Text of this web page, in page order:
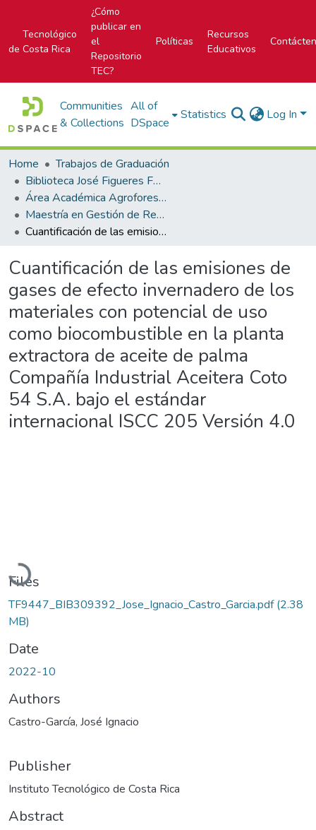
Tecnológico
de Costa Rica
¿Cómo
publicar en
el
Repositorio
TEC?
Políticas
Recursos
Educativos
Communities
& Collections
All of
DSpace
Statistics Log In
Home
Trabajos de Graduación
Biblioteca José Figueres Ferrer
Área Académica Agroforestal
Maestría en Gestión de Recursos Naturales y Tecnologías de Producción
Cuantificación de las emisiones de gases de efecto invernadero de los materiales con potencial de uso como biocombustible en la planta extractora de aceite de palma Compañía Industrial Aceitera Coto 54 S.A. bajo el estándar internacional ISCC 205 Versión 4.0
Cuantificación de las emisiones de
gases de efecto invernadero de los
materiales con potencial de uso
como biocombustible en la planta
extractora de aceite de palma
Compañía Industrial Aceitera Coto
54 S.A. bajo el estándar
internacional ISCC 205 Versión 4.0
Loading...
Files
TF9447_BIB309392_Jose_Ignacio_Castro_Garcia.pdf(2.38
MB)
Date
2022-10
Authors
Castro-García, José Ignacio
Publisher
Instituto Tecnológico de Costa Rica
Abstract